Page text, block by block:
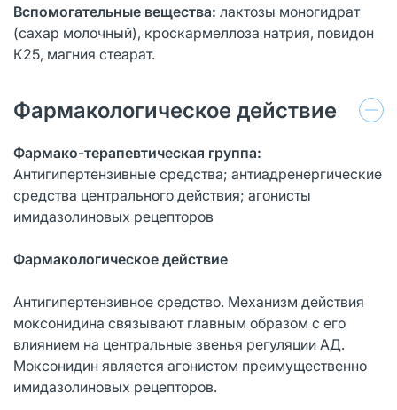
Вспомогательные вещества: лактозы моногидрат
(сахар молочный), кроскармеллоза натрия, повидон
К25, магния стеарат.
Фармакологическое действие
Фармако-терапевтическая группа:
Антигипертензивные средства; антиадренергические
средства центрального действия; агонисты
имидазолиновых рецепторов
Фармакологическое действие
Антигипертензивное средство. Механизм действия
моксонидина связывают главным образом с его
влиянием на центральные звенья регуляции АД.
Моксонидин является агонистом преимущественно
имидазолиновых рецепторов.